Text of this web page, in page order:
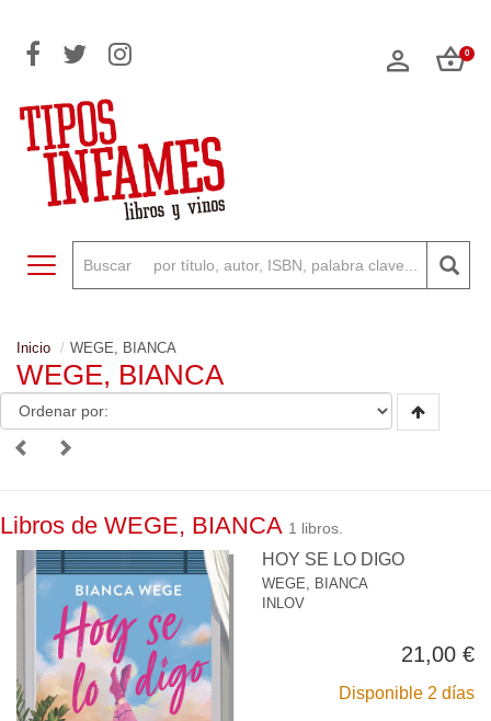
0
Toggle navigation
Inicio WEGE, BIANCA
WEGE, BIANCA
Libros de WEGE, BIANCA 1 libros.
HOY SE LO DIGO
WEGE, BIANCA
INLOV
21,00 €
Disponible 2 días